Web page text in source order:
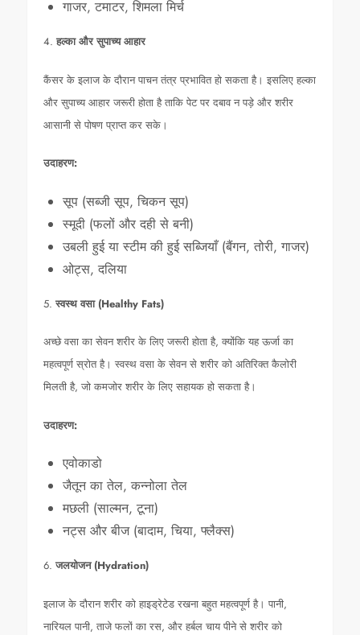
गाजर, टमाटर, शिमला मिर्च
4.हल्का और सुपाच्य आहार
कैंसर के इलाज के दौरान पाचन तंत्र प्रभावित हो सकता है। इसलिए हल्का
और सुपाच्य आहार जरूरी होता है ताकि पेट पर दबाव न पड़े और शरीर
आसानी से पोषण प्राप्त कर सके।
उदाहरण:
सूप (सब्जी सूप, चिकन सूप)
स्मूदी (फलों और दही से बनी)
उबली हुई या स्टीम की हुई सब्जियाँ (बैंगन, तोरी, गाजर)
ओट्स, दलिया
5.स्वस्थ वसा (Healthy Fats)
अच्छे वसा का सेवन शरीर के लिए जरूरी होता है, क्योंकि यह ऊर्जा का
महत्वपूर्ण स्रोत है। स्वस्थ वसा के सेवन से शरीर को अतिरिक्त कैलोरी
मिलती है, जो कमजोर शरीर के लिए सहायक हो सकता है।
उदाहरण:
एवोकाडो
जैतून का तेल, कन्नोला तेल
मछली (साल्मन, टूना)
नट्स और बीज (बादाम, चिया, फ्लैक्स)
6. जलयोजन (Hydration)
इलाज के दौरान शरीर को हाइड्रेटेड रखना बहुत महत्वपूर्ण है। पानी,
नारियल पानी, ताजे फलों का रस, और हर्बल चाय पीने से शरीर को